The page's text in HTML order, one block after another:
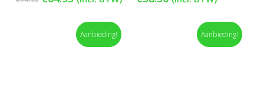
is:
€64.95.
Aanbieding! Aanbieding!